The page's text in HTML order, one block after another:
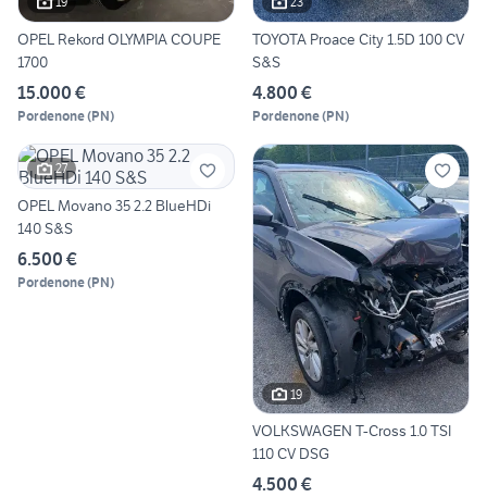
OPEL Rekord OLYMPIA COUPE
1700
15.000 €
Pordenone(PN)
TOYOTA Proace City 1.5D 100 CV
S&S
4.800 €
Pordenone(PN)
27
OPEL Movano 35 2.2 BlueHDi
140 S&S
6.500 €
Pordenone(PN)
19
VOLKSWAGEN T-Cross 1.0 TSI
110 CV DSG
4.500 €